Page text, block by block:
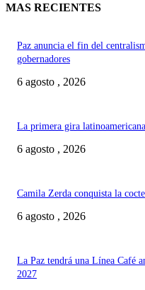
MAS RECIENTES
Paz anuncia el fin del
gobernadores
6 agosto , 2026
La primera gira
6 agosto , 2026
Camila Zerda conquista la
6 agosto , 2026
La Paz tendrá una Línea Café
2027